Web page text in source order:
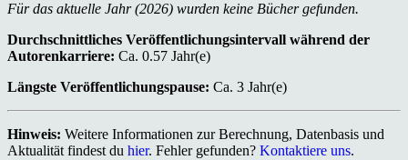
Für das aktuelle Jahr (2026) wurden keine Bücher gefunden.
Durchschnittliches Veröffentlichungsintervall während der
Autorenkarriere: Ca. 0.57 Jahr(e)
Längste Veröffentlichungspause: Ca. 3 Jahr(e)
Hinweis: Weitere Informationen zur Berechnung, Datenbasis und
Aktualität findest du hier. Fehler gefunden? Kontaktiere uns.